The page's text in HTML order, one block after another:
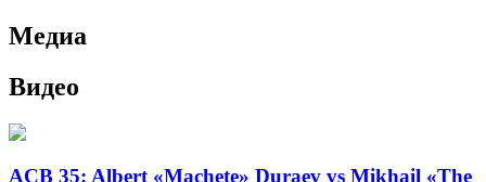
Медиа
Видео
ACB 35: Albert «Machete» Duraev vs Mikhail «The